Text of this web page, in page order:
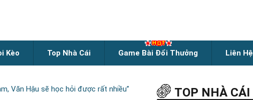
Kèo Top Nhà Cái Game Bài Đổi Thưởng Liên Hệ
Văn Hậu sẽ học hỏi được rất nhiều” TOP NHÀ CÁI